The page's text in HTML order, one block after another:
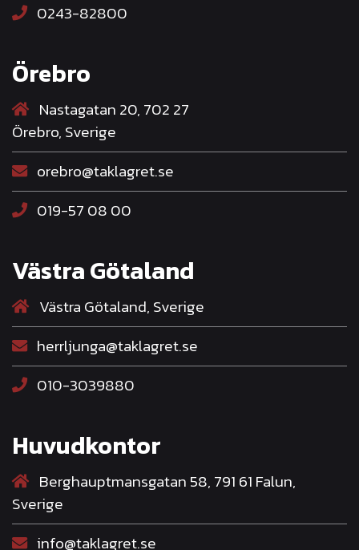
0243-82800
Örebro
Nastagatan 20, 702 27
Örebro, Sverige
orebro@taklagret.se
019-57 08 00
Västra Götaland
Västra Götaland, Sverige
herrljunga@taklagret.se
010-3039880
Huvudkontor
Berghauptmansgatan 58, 791 61 Falun,
Sverige
info@taklagret.se